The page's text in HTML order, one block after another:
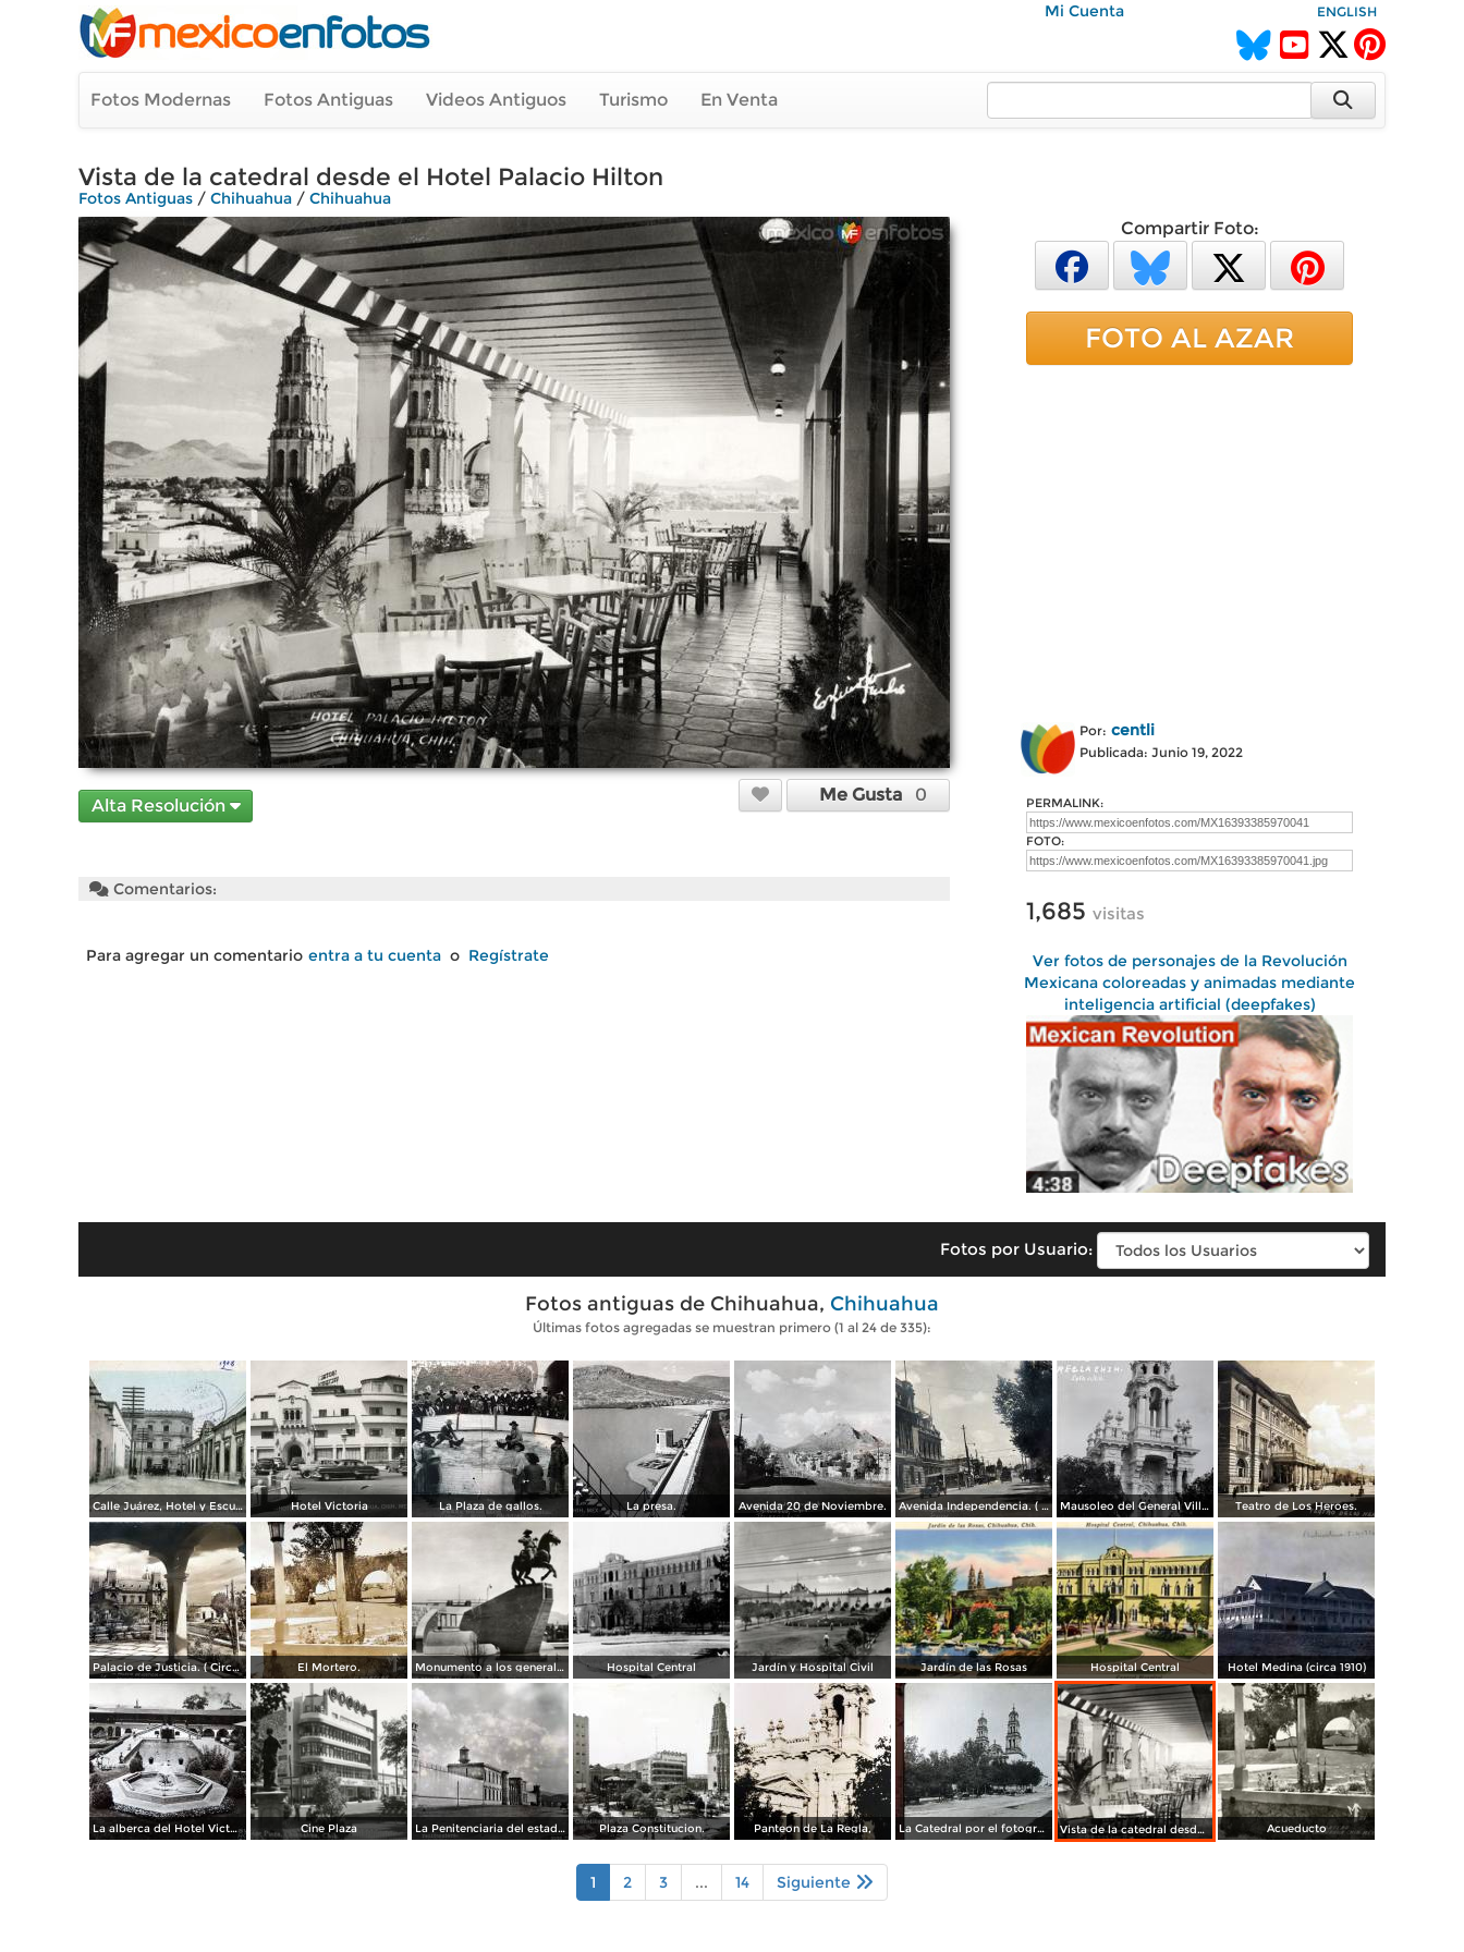
Mi Cuenta ENGLISH
Fotos Modernas Fotos Antiguas Videos Antiguos Turismo En Venta
Vista de la catedral desde el Hotel Palacio Hilton
Fotos Antiguas / Chihuahua / Chihuahua
Alta Resolución
Me Gusta 0
Comentarios:
Para agregar un comentario entra a tu cuenta o Regístrate
Compartir Foto:
FOTO AL AZAR
Por: centli
Publicada: Junio 19, 2022
PERMALINK:
FOTO:
1,685 visitas
Ver fotos de personajes de la Revolución
Mexicana coloreadas y animadas mediante
inteligencia artificial (deepfakes)
Fotos por Usuario:
Fotos antiguas de Chihuahua, Chihuahua
Últimas fotos agregadas se muestran primero (1 al 24 de 335):
Calle Juárez, Hotel y Escuela Oficial No. 136 Hotel Victoria La Plaza de gallos. La presa. Avenida 20 de Noviembre. Avenida Independencia. ( Circulada el 12 de Abril de 1929 ). Mausoleo del General Villa en el panteon de La Regla ( Circulada el 11 de Junio de 1921 ). Teatro de Los Heroes.
Palacio de Justicia. ( Circulada el 1 deDiciembre de 1946 ). El Mortero. Monumento a los generales de la División del Norte Hospital Central Jardín y Hospital Civil Jardín de las Rosas Hospital Central Hotel Medina (circa 1910)
La alberca del Hotel Victoria. Cine Plaza La Penitenciaria del estado. Plaza Constitucion. Panteon de La Regla, La Catedral por el fotografo William H. Rau.. Vista de la catedral desde el Hotel Palacio Hilton Acueducto
1 2 3 ... 14 Siguiente